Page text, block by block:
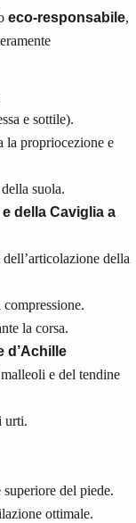
eco-responsabile,
e sottile).
la propriocezione e
suola.
della Caviglia a
della
la corsa.
d’Achille
e del tendine
urti.
del piede.
ottimale.